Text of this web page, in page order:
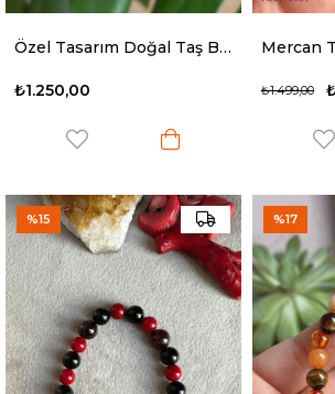
Özel Tasarım Doğal Taş Bileklik (Pembe Kuvars, Ametist, Aventurin)
₺1.250,00 ₺1.499,00
%15 %17